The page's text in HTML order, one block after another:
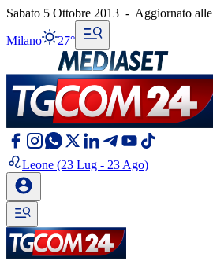
Sabato 5 Ottobre 2013 - Aggiornato alle
Milano 27°
Leone (23 Lug - 23 Ago)